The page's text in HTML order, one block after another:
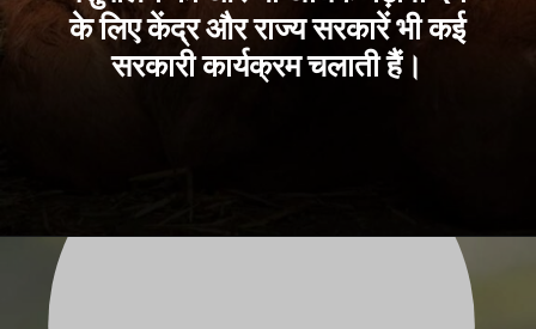
के लिए केंद्र और राज्य सरकारें भी कई
सरकारी कार्यक्रम चलाती हैं।